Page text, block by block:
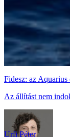
Fidesz: az Aquarius
Az állítást nem
Urfi Péter